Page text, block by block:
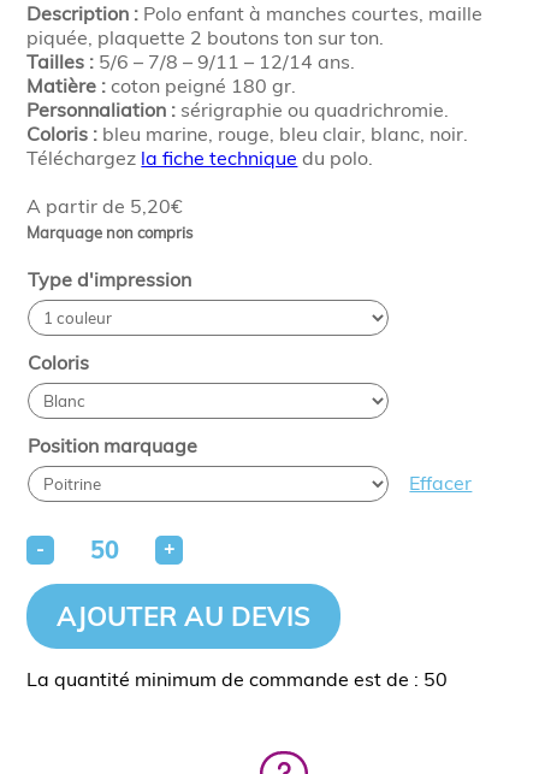
A partir de 5,20€
Marquage non compris
Description : Polo enfant à manches courtes, maille
piquée, plaquette 2 boutons ton sur ton.
Tailles : 5/6 – 7/8 – 9/11 – 12/14 ans.
Matière : coton peigné 180 gr.
Personnaliation : sérigraphie ou quadrichromie.
Coloris : bleu marine, rouge, bleu clair, blanc, noir.
Téléchargez la fiche technique du polo.
Type d'impression
Coloris
Position marquage
Effacer
- +
AJOUTER AU DEVIS
La quantité minimum de commande est de : 50